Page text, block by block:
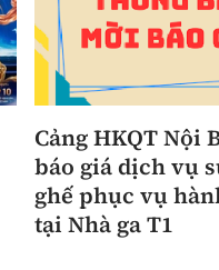
Cảng HKQT Nội
báo giá dịch vụ
ghế phục vụ
tại Nhà ga T1